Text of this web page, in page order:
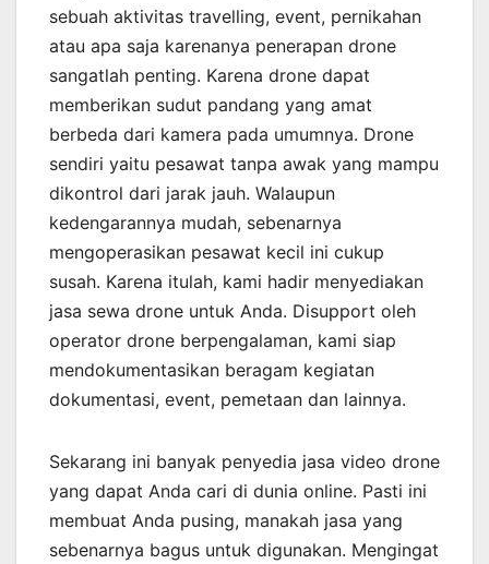
sebuah aktivitas travelling, event, pernikahan
atau apa saja karenanya penerapan drone
sangatlah penting. Karena drone dapat
memberikan sudut pandang yang amat
berbeda dari kamera pada umumnya. Drone
sendiri yaitu pesawat tanpa awak yang mampu
dikontrol dari jarak jauh. Walaupun
kedengarannya mudah, sebenarnya
mengoperasikan pesawat kecil ini cukup
susah. Karena itulah, kami hadir menyediakan
jasa sewa drone untuk Anda. Disupport oleh
operator drone berpengalaman, kami siap
mendokumentasikan beragam kegiatan
dokumentasi, event, pemetaan dan lainnya.
Sekarang ini banyak penyedia jasa video drone
yang dapat Anda cari di dunia online. Pasti ini
membuat Anda pusing, manakah jasa yang
sebenarnya bagus untuk digunakan. Mengingat